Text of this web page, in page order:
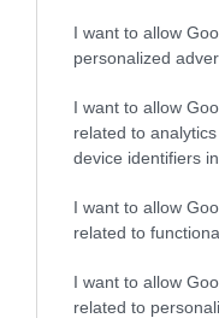
I want to allow
personalized
I want to allow
related to
device identifiers
I want to allow
related to
I want to allow
related to
A panaszok miatt
Wizz Air-re
Az elmúlt időszakban
légitársasággal szemben
benyújtott fogyasztói
médiában is nagy…